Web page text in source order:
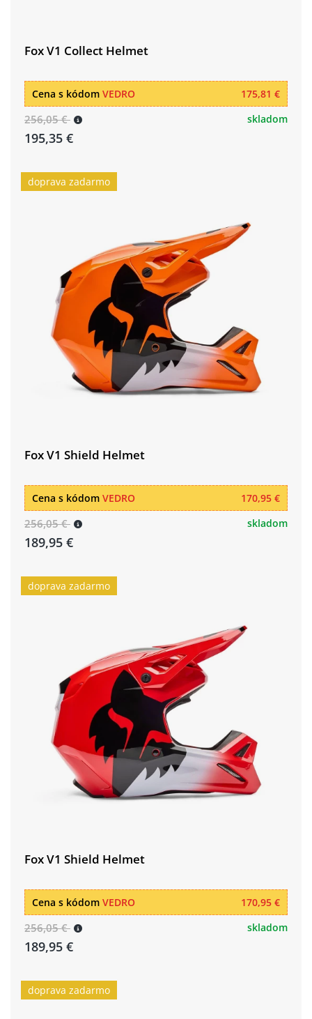
Fox V1 Collect Helmet
175,81 €
Cena s kódom VEDRO
256,05 €
195,35 €
skladom
doprava zadarmo
Fox V1 Shield Helmet
170,95 €
Cena s kódom VEDRO
256,05 €
189,95 €
skladom
doprava zadarmo
Fox V1 Shield Helmet
170,95 €
Cena s kódom VEDRO
256,05 €
189,95 €
skladom
doprava zadarmo